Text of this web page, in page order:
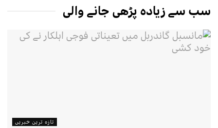
سب سے زیادہ پڑھی جانے والی
تازہ ترین خبریں